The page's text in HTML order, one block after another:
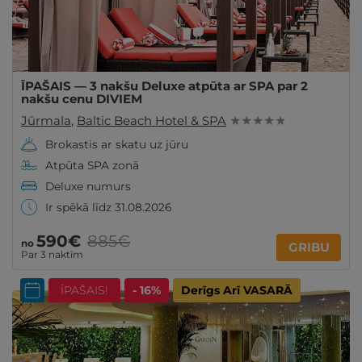
ĪPAŠAIS — 3 nakšu Deluxe atpūta ar SPA par 2
nakšu cenu DIVIEM
Jūrmala, Baltic Beach Hotel & SPA ★ ★ ★ ★ ★
Brokastis ar skatu uz jūru
Atpūta SPA zonā
Deluxe numurs
Ir spēkā līdz 31.08.2026
no 590€
Par 3 naktīm
885€ GRIBU
ĪPAŠAIS! - 16% Derīgs Arī VASARĀ